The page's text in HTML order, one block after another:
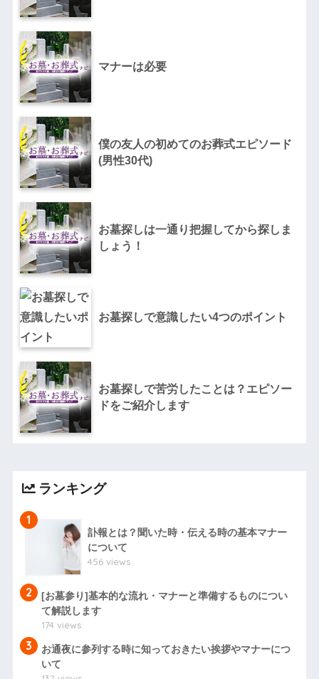
マナーは必要
僕の友人の初めてのお葬式エピソード
(男性30代)
お墓探しは一通り把握してから探しま
しょう！
お墓探しで意識したい4つのポイント
お墓探しで苦労したことは？エピソー
ドをご紹介します
ランキング
1
訃報とは？聞いた時・伝える時の基本マナー
について
456 views
2
[お墓参り]基本的な流れ・マナーと準備するものについ
て解説します
174 views
3
お通夜に参列する時に知っておきたい挨拶やマナーにつ
いて